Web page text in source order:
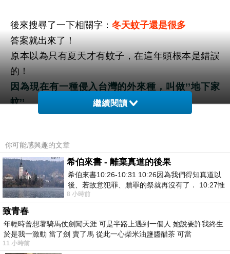
後來搜尋了一下相關字： 冬天蚊子還是很多
答案就出來了！
原本以為只有夏天才有蚊子，在這年頭根本是錯誤
的！
因為現在有一種侵入台灣的外來種，叫做’’地下家
蚊’’
這才讓人絕望！等於台灣一年四季都有
蚊子了！
以下是這蚊子的介紹，擷取自網路
繼續閱讀
你可能感興趣的文章
希伯來書 - 離棄真道的後果
希伯來書10:26-10:31 10:26因為我們得知真道以
後、若故意犯罪、贖罪的祭就再沒有了． 10:27惟
有戰懼等候審判和那燒滅眾敵人的烈火
8 小時前
致青春
年輕時曾想著騎馬仗劍闖天涯 可是半路上遇到一個人 她說要許我終生
於是我一激動 當了劍 賣了馬 從此一心柴米油鹽醬醋茶 可當
11 小時前